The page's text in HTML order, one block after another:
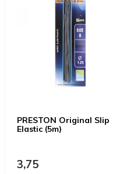
PRESTON Original Slip
Elastic (5m)
3,75